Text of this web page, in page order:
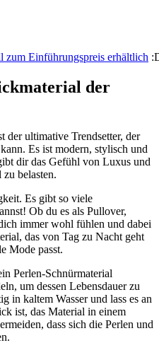
zum Einführungspreis erhältlich
der
der ultimative Trendsetter, der
Es ist modern, stylisch und
dir das Gefühl von Luxus und
belasten.
Es gibt so viele
Ob du es als Pullover,
immer wohl fühlen und dabei
das von Tag zu Nacht geht
Mode passt.
Perlen-Schnürmaterial
um dessen Lebensdauer zu
in kaltem Wasser und lass es an
ist, das Material in einem
dass sich die Perlen und